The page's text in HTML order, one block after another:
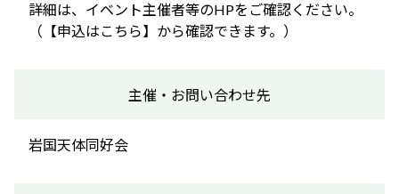
詳細は、イベント主催者等のHPをご確認ください。
（【申込はこちら】から確認できます。）
主催・お問い合わせ先
岩国天体同好会